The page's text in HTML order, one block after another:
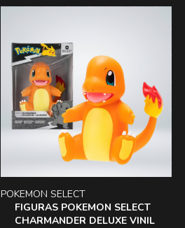
FIGURAS POKEMON SELECT
CHARMANDER DELUXE VINIL
POKEMON SELECT